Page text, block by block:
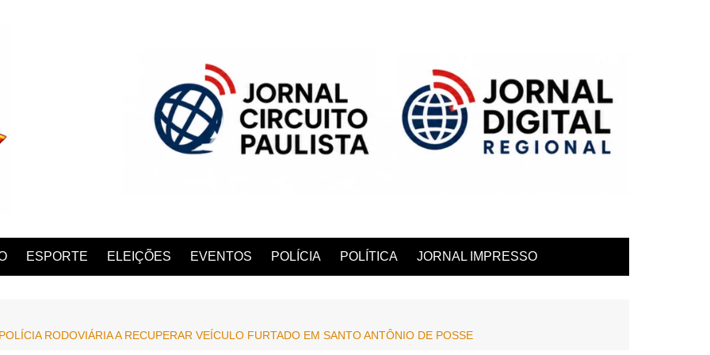
ESPORTE ELEIÇÕES EVENTOS POLÍCIA POLÍTICA JORNAL IMPRESSO
RODOVIÁRIA A RECUPERAR VEÍCULO FURTADO EM SANTO ANTÔNIO DE POSSE